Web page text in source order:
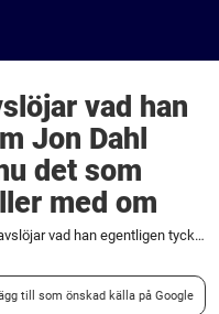
vad han
Jon Dahl
det som
med om
Daniel Nannskog avslöjar vad han egentligen tycker om Jon Dahl Tomasson – säger nu det som många svenskar håller med om
till som önskad källa på Google